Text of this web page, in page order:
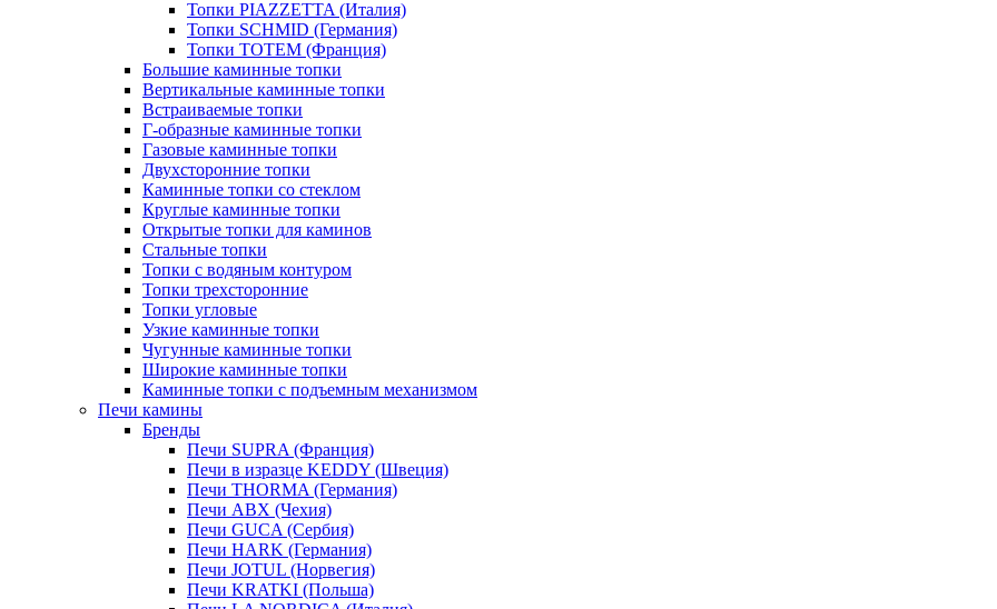
Топки PIAZZETTA (Италия)
Топки SCHMID (Германия)
Топки TOTEM (Франция)
Большие каминные топки
Вертикальные каминные топки
Встраиваемые топки
Г-образные каминные топки
Газовые каминные топки
Двухсторонние топки
Каминные топки со стеклом
Круглые каминные топки
Открытые топки для каминов
Стальные топки
Топки с водяным контуром
Топки трехсторонние
Топки угловые
Узкие каминные топки
Чугунные каминные топки
Широкие каминные топки
Каминные топки с подъемным механизмом
Печи камины
Бренды
Печи SUPRA (Франция)
Печи в изразце KEDDY (Швеция)
Печи THORMA (Германия)
Печи ABX (Чехия)
Печи GUCA (Сербия)
Печи HARK (Германия)
Печи JOTUL (Норвегия)
Печи KRATKI (Польша)